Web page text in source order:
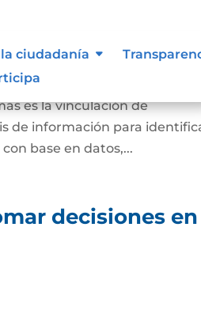
ciudadanía
e
es la vinculación de
de información para
base en datos,...
decisiones en